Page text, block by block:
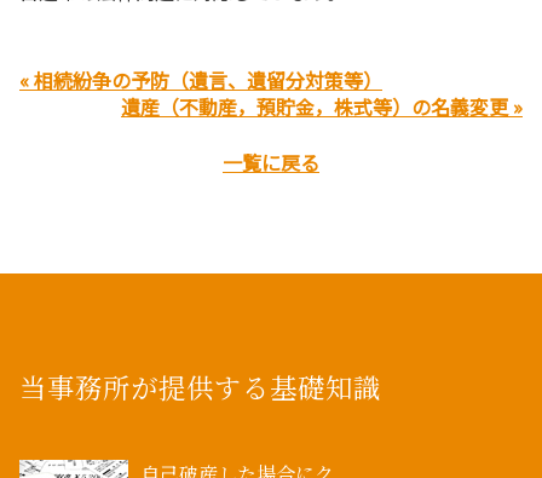
« 相続紛争の予防（遺言、遺留分対策等）
遺産（不動産，預貯金，株式等）の名義変更 »
一覧に戻る
当事務所が提供する基礎知識